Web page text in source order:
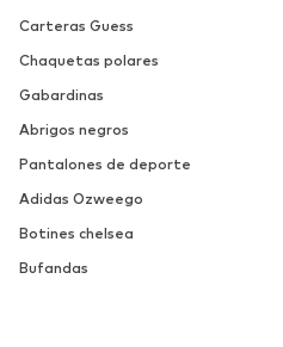
Carteras Guess
Chaquetas polares
Gabardinas
Abrigos negros
Pantalones de deporte
Adidas Ozweego
Botines chelsea
Bufandas